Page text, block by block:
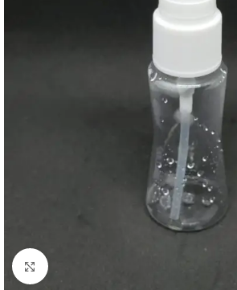
Click to enlarge